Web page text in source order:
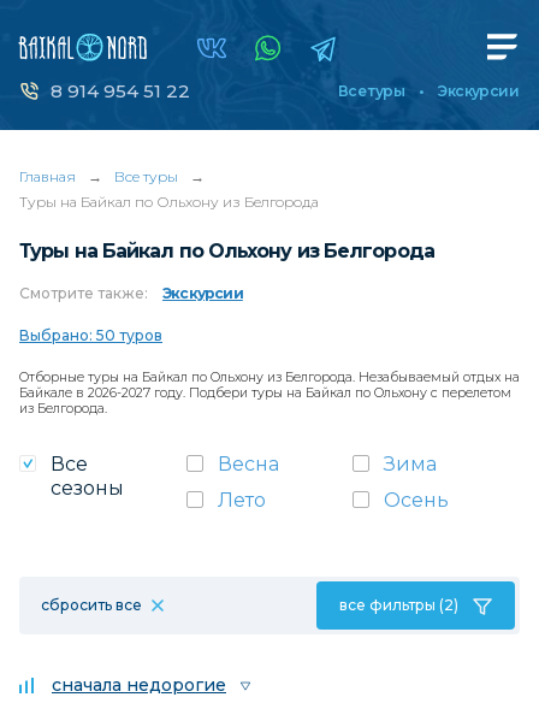
8 914 954 51 22 Все туры Экскурсии
Главная → Все туры
→
Туры на Байкал по Ольхону из Белгорода
Туры на Байкал по Ольхону из Белгорода
Смотрите также: Экскурсии
Выбрано: 50 туров
Отборные туры на Байкал по Ольхону из Белгорода. Незабываемый отдых на
Байкале в 2026-2027 году. Подбери туры на Байкал по Ольхону с перелетом
из Белгорода.
Все
сезоны
Весна
Зима
Лето
Осень
сбросить все все фильтры (2)
сначала недорогие